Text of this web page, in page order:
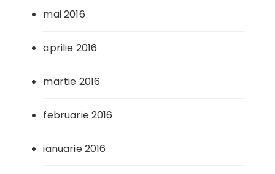
mai 2016
aprilie 2016
martie 2016
februarie 2016
ianuarie 2016